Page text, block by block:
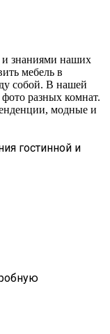
и знаниями наших
мебель в
собой. В нашей
разных комнат.
модные и
гостинной и